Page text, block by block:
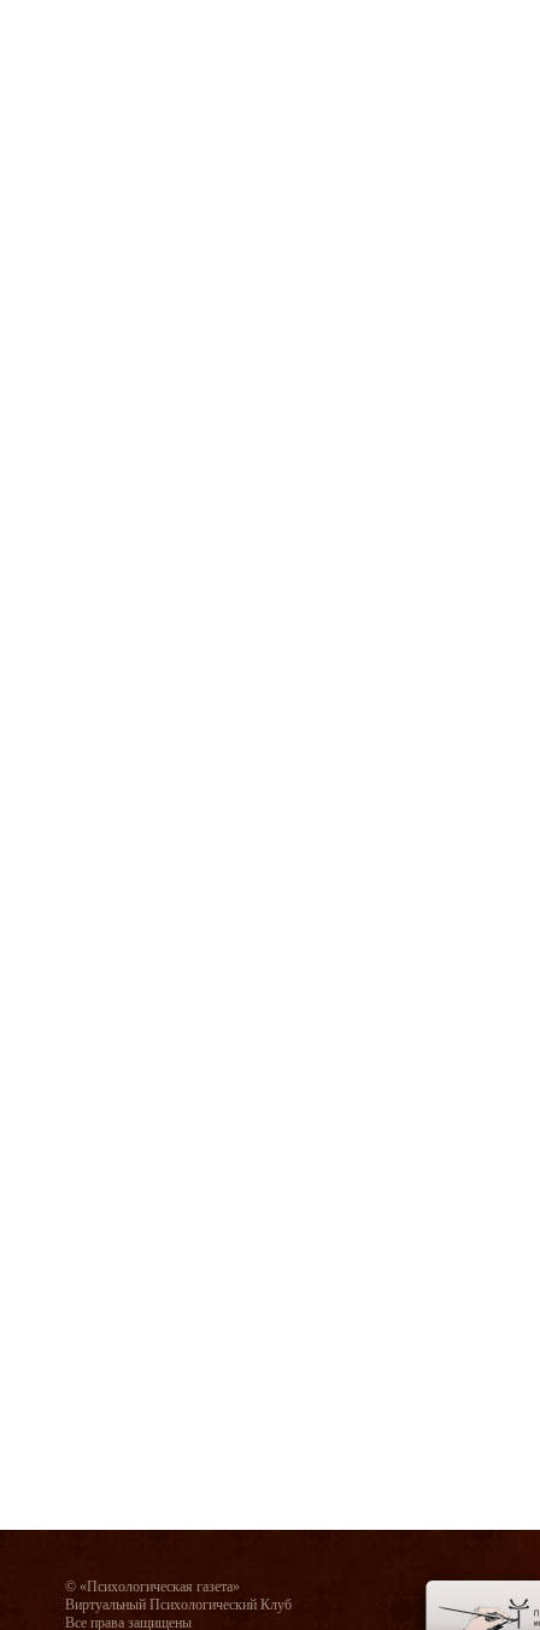
© «Психологическая газета»
Виртуальный Психологический Клуб
Все права защищены